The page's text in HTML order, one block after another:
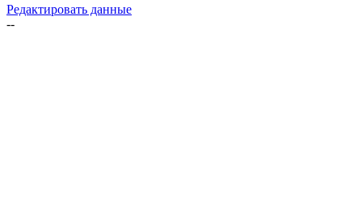
Редактировать данные
--